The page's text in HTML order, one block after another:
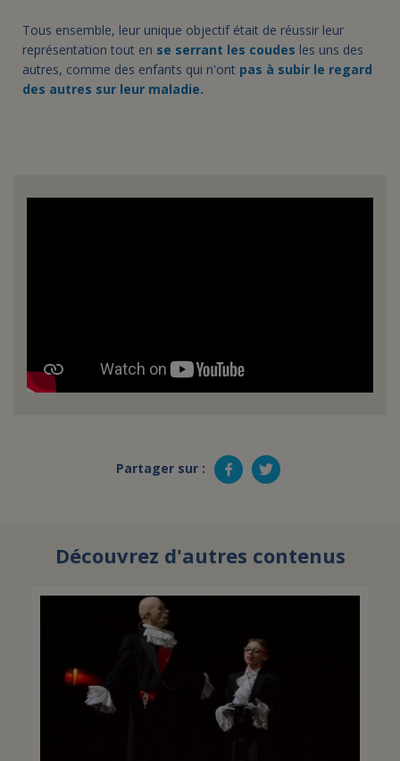
Tous ensemble, leur unique objectif était de réussir leur
représentation tout en se serrant les coudes les uns des
autres, comme des enfants qui n'ont pas à subir le regard
des autres sur leur maladie.
Partager sur :
Découvrez d'autres contenus